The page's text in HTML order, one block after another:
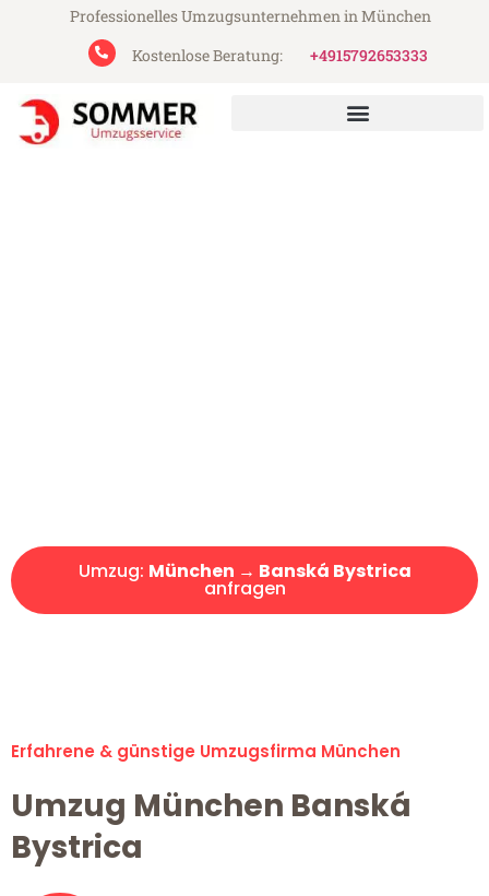
Professionelles Umzugsunternehmen in München
Kostenlose Beratung:
+4915792653333
Umzug: München → Banská Bystrica
anfragen
Erfahrene & günstige Umzugsfirma München
Umzug München Banská
Bystrica